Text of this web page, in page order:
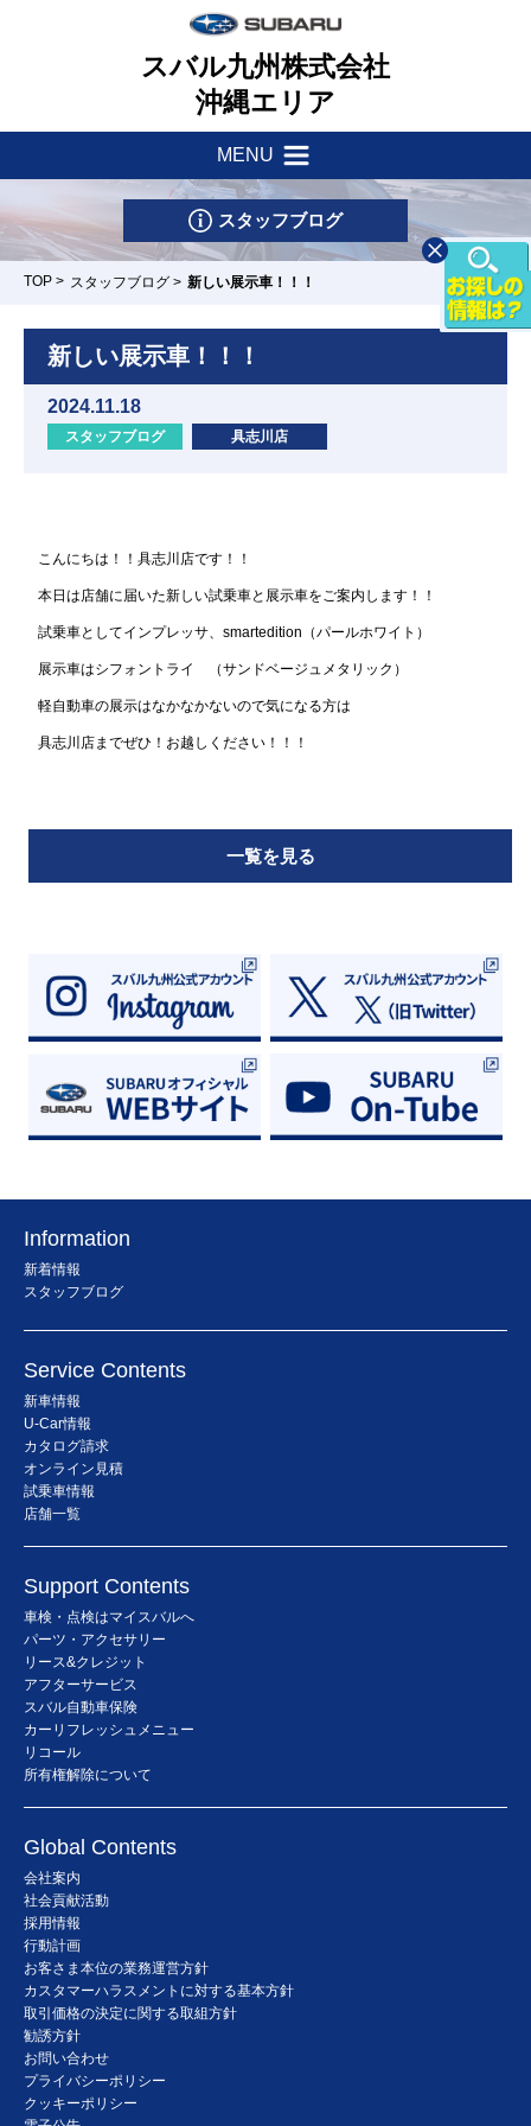
スバル九州株式会社
沖縄エリア
MENU
新着情報
サポート・他
車検・点検はマイスバルへ
リース&クレジット
パーツ・アクセサリー
所有権解除について
店舗一覧
新車情報
U-Car情報
アフターサービス
会社案内
一つのいのちプロジェクト
採用情報
スタッフブログ
TOP > スタッフブログ > 新しい展示車！！！
新しい展示車！！！
2024.11.18
スタッフブログ 具志川店
こんにちは！！具志川店です！！
本日は店舗に届いた新しい試乗車と展示車をご案内します！！
試乗車としてインプレッサ、smartedition（パールホワイト）
展示車はシフォントライ （サンドベージュメタリック）
軽自動車の展示はなかなかないので気になる方は
具志川店までぜひ！お越しください！！！
一覧を見る
Information
新着情報
スタッフブログ
Service Contents
新車情報
U-Car情報
カタログ請求
オンライン見積
試乗車情報
店舗一覧
Support Contents
車検・点検はマイスバルへ
パーツ・アクセサリー
リース&クレジット
アフターサービス
スバル自動車保険
カーリフレッシュメニュー
リコール
所有権解除について
Global Contents
会社案内
社会貢献活動
採用情報
行動計画
お客さま本位の業務運営方針
カスタマーハラスメントに対する基本方針
取引価格の決定に関する取組方針
勧誘方針
お問い合わせ
プライバシーポリシー
クッキーポリシー